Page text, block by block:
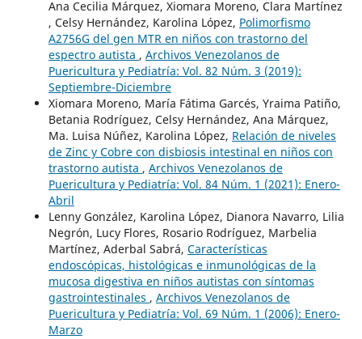
Ana Cecilia Márquez, Xiomara Moreno, Clara Martínez
, Celsy Hernández, Karolina López, Polimorfismo
A2756G del gen MTR en niños con trastorno del
espectro autista , Archivos Venezolanos de
Puericultura y Pediatría: Vol. 82 Núm. 3 (2019):
Septiembre-Diciembre
Xiomara Moreno, María Fátima Garcés, Yraima Patiño,
Betania Rodríguez, Celsy Hernández, Ana Márquez,
Ma. Luisa Núñez, Karolina López, Relación de niveles
de Zinc y Cobre con disbiosis intestinal en niños con
trastorno autista , Archivos Venezolanos de
Puericultura y Pediatría: Vol. 84 Núm. 1 (2021): Enero-
Abril
Lenny González, Karolina López, Dianora Navarro, Lilia
Negrón, Lucy Flores, Rosario Rodríguez, Marbelia
Martínez, Aderbal Sabrá, Características
endoscópicas, histológicas e inmunológicas de la
mucosa digestiva en niños autistas con síntomas
gastrointestinales , Archivos Venezolanos de
Puericultura y Pediatría: Vol. 69 Núm. 1 (2006): Enero-
Marzo